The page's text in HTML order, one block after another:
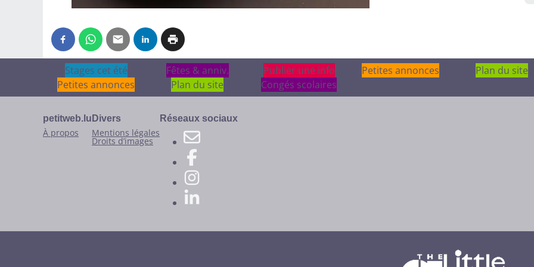
Stages cet été
Stages cet été Fêtes & anniv.
Fêtes & anniv. Publier une info
Publier une info
Petites annonces
Petites annonces
Plan du site
Plan du site
Congés scolaires
petitweb.lu
À propos
Divers
Mentions légales
Droits d’images
Réseaux sociaux